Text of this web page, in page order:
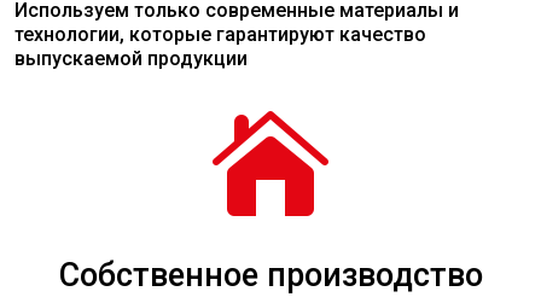
Используем только современные материалы и
технологии, которые гарантируют качество
выпускаемой продукции

Собственное производство